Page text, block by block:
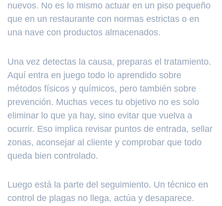
nuevos. No es lo mismo actuar en un piso pequeño
que en un restaurante con normas estrictas o en
una nave con productos almacenados.
Una vez detectas la causa, preparas el tratamiento.
Aquí entra en juego todo lo aprendido sobre
métodos físicos y químicos, pero también sobre
prevención. Muchas veces tu objetivo no es solo
eliminar lo que ya hay, sino evitar que vuelva a
ocurrir. Eso implica revisar puntos de entrada, sellar
zonas, aconsejar al cliente y comprobar que todo
queda bien controlado.
Luego está la parte del seguimiento. Un técnico en
control de plagas no llega, actúa y desaparece.